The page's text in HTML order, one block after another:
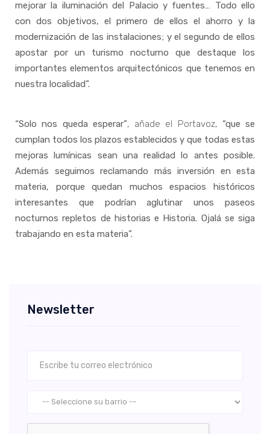
mejorar la iluminación del Palacio y fuentes… Todo ello
con dos objetivos, el primero de ellos el ahorro y la
modernización de las instalaciones; y el segundo de ellos
apostar por un turismo nocturno que destaque los
importantes elementos arquitectónicos que tenemos en
nuestra localidad”.
“Solo nos queda esperar”, añade el Portavoz, “que se
cumplan todos los plazos establecidos y que todas estas
mejoras lumínicas sean una realidad lo antes posible.
Además seguimos reclamando más inversión en esta
materia, porque quedan muchos espacios históricos
interesantes que podrían aglutinar unos paseos
nocturnos repletos de historias e Historia. Ojalá se siga
trabajando en esta materia”.
Newsletter